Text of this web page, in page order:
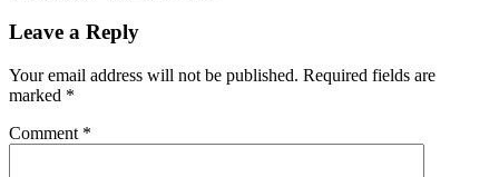
Leave a Reply
Your email address will not be published. Required fields are
marked *
Comment *